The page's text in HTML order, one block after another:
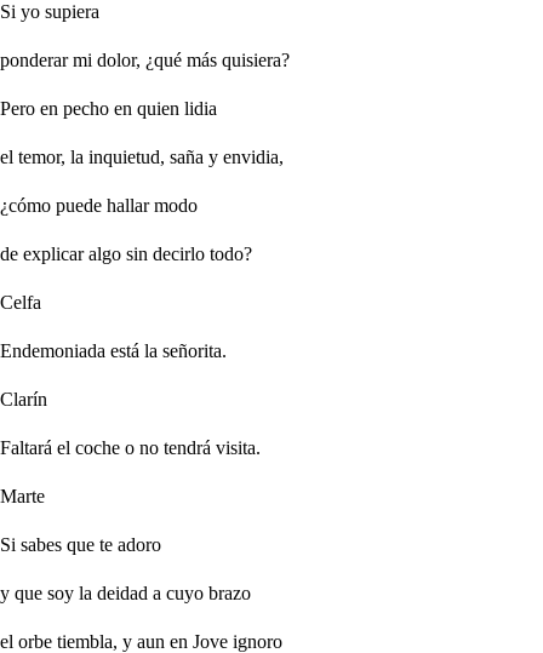
Si yo supiera
ponderar mi dolor, ¿qué más quisiera?
Pero en pecho en quien lidia
el temor, la inquietud, saña y envidia,
¿cómo puede hallar modo
de explicar algo sin decirlo todo?
Celfa
Endemoniada está la señorita.
Clarín
Faltará el coche o no tendrá visita.
Marte
Si sabes que te adoro
y que soy la deidad a cuyo brazo
el orbe tiembla, y aun en Jove ignoro